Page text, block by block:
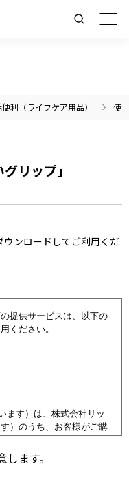
利（ライフケア用品） 使
リップ」
ンロードしてご利用くだ
提供サービスは、以下の
ください。
ます）は、株式会社リッ
）のうち、お客様がご購
品（以下、「当該製品」
本データ等」といいま
といいます）における利
ます。